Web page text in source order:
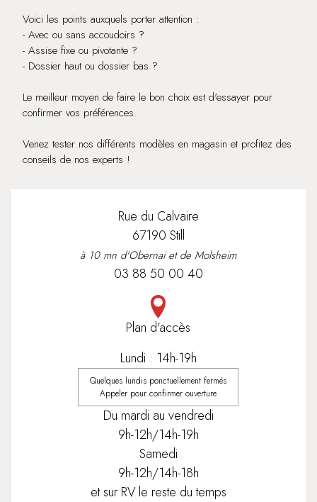
Voici les points auxquels porter attention :
- Avec ou sans accoudoirs ?
- Assise fixe ou pivotante ?
- Dossier haut ou dossier bas ?
Le meilleur moyen de faire le bon choix est d'essayer pour
confirmer vos préférences.
Venez tester nos différents modèles en magasin et profitez des
conseils de nos experts !
Rue du Calvaire
67190 Still
à 10 mn d'Obernai et de Molsheim
03 88 50 00 40
Plan d'accès
Lundi : 14h-19h
Quelques lundis ponctuellement fermés
Appeler pour confirmer ouverture
Du mardi au vendredi
9h-12h/14h-19h
Samedi
9h-12h/14h-18h
et sur RV le reste du temps